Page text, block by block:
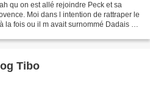
qu on est allé rejoindre Peck et sa
Moi dans l intention de rattraper le
la fois ou il m avait surnommé Dadais en
Tibo